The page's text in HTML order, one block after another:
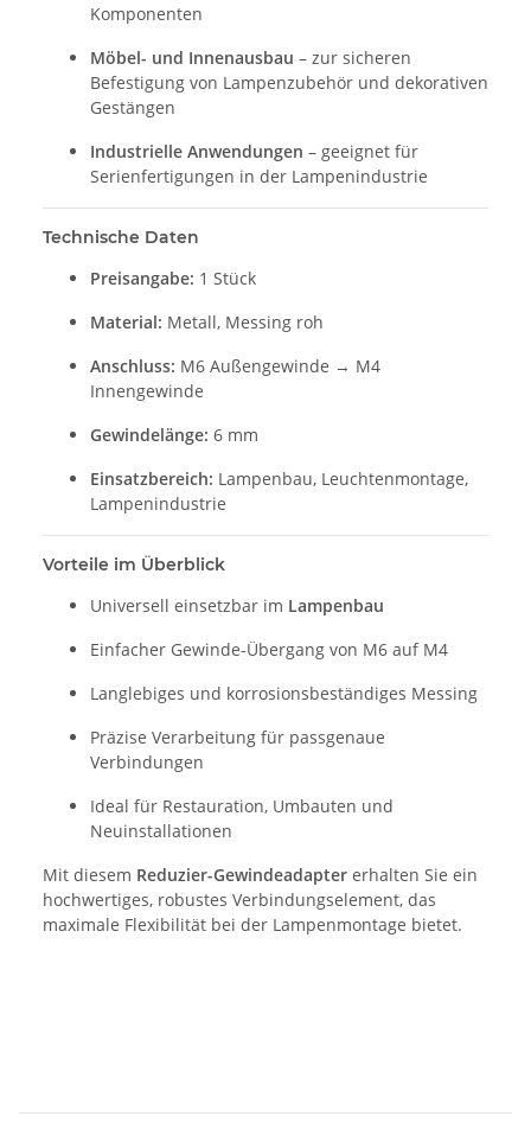
Komponenten
Möbel- und Innenausbau – zur sicheren
Befestigung von Lampenzubehör und dekorativen
Gestängen
Industrielle Anwendungen – geeignet für
Serienfertigungen in der Lampenindustrie
Technische Daten
Preisangabe: 1 Stück
Material: Metall, Messing roh
Anschluss: M6 Außengewinde → M4
Innengewinde
Gewindelänge: 6 mm
Einsatzbereich: Lampenbau, Leuchtenmontage,
Lampenindustrie
Vorteile im Überblick
Universell einsetzbar im Lampenbau
Einfacher Gewinde-Übergang von M6 auf M4
Langlebiges und korrosionsbeständiges Messing
Präzise Verarbeitung für passgenaue
Verbindungen
Ideal für Restauration, Umbauten und
Neuinstallationen
Mit diesem Reduzier-Gewindeadapter erhalten Sie ein
hochwertiges, robustes Verbindungselement, das
maximale Flexibilität bei der Lampenmontage bietet.